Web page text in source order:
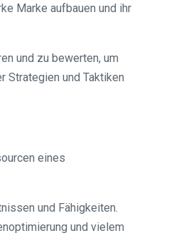
Marke aufbauen und ihr
und zu bewerten, um
Strategien und Taktiken
eines
und Fähigkeiten.
und vielem